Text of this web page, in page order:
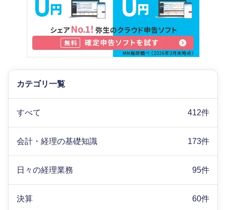
カテゴリ一覧
すべて 412件
会計・経理の基礎知識 173件
日々の経理業務 95件
決算 60件